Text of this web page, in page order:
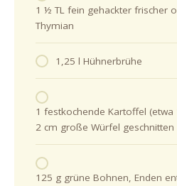
1 ½ TL fein gehackter frischer
Thymian
1,25 l Hühnerbrühe
1 festkochende Kartoffel (etwa
2 cm große Würfel geschnitten
125 g grüne Bohnen, Enden